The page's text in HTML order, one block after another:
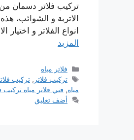
تركيب فلاتر دسمان من
الاتربة و الشوائب،
انواع الفلاتر و
المزيد
التصنيفات
فلاتر مياه
الوسوم
تركيب فلاتر ,تركيب
مياه, فني فلاتر مياه تركيب
أضف تعليق